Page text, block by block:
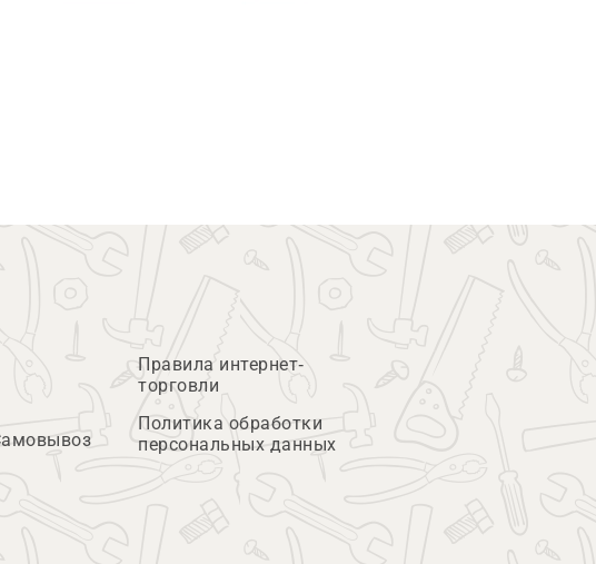
Правила интернет-
торговли
Политика обработки
персональных данных